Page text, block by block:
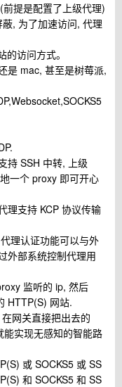
提是配置了上级代理)
, 为了加速访问, 代理
访问方式。
是 mac, 甚至是树莓派,
持 SSH 中转, 上级
一个 proxy 即可开心
理支持 KCP 协议传输
理认证功能可以与外
外部系统控制代理用
监听的 ip, 然后
HTTP(S) 网站.
网关直接把出去的
实现无感知的智能路
或 SOCKS5 或 SS
和 SOCKS5 和 SS